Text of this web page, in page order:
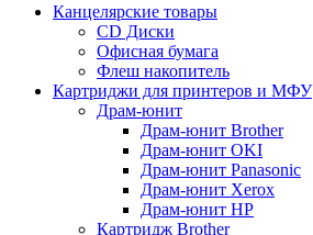
Канцелярские товары
CD Диски
Офисная бумага
Флеш накопитель
Картриджи для принтеров и МФУ
Драм-юнит
Драм-юнит Brother
Драм-юнит OKI
Драм-юнит Panasonic
Драм-юнит Xerox
Драм-юнит НР
Картридж Brother